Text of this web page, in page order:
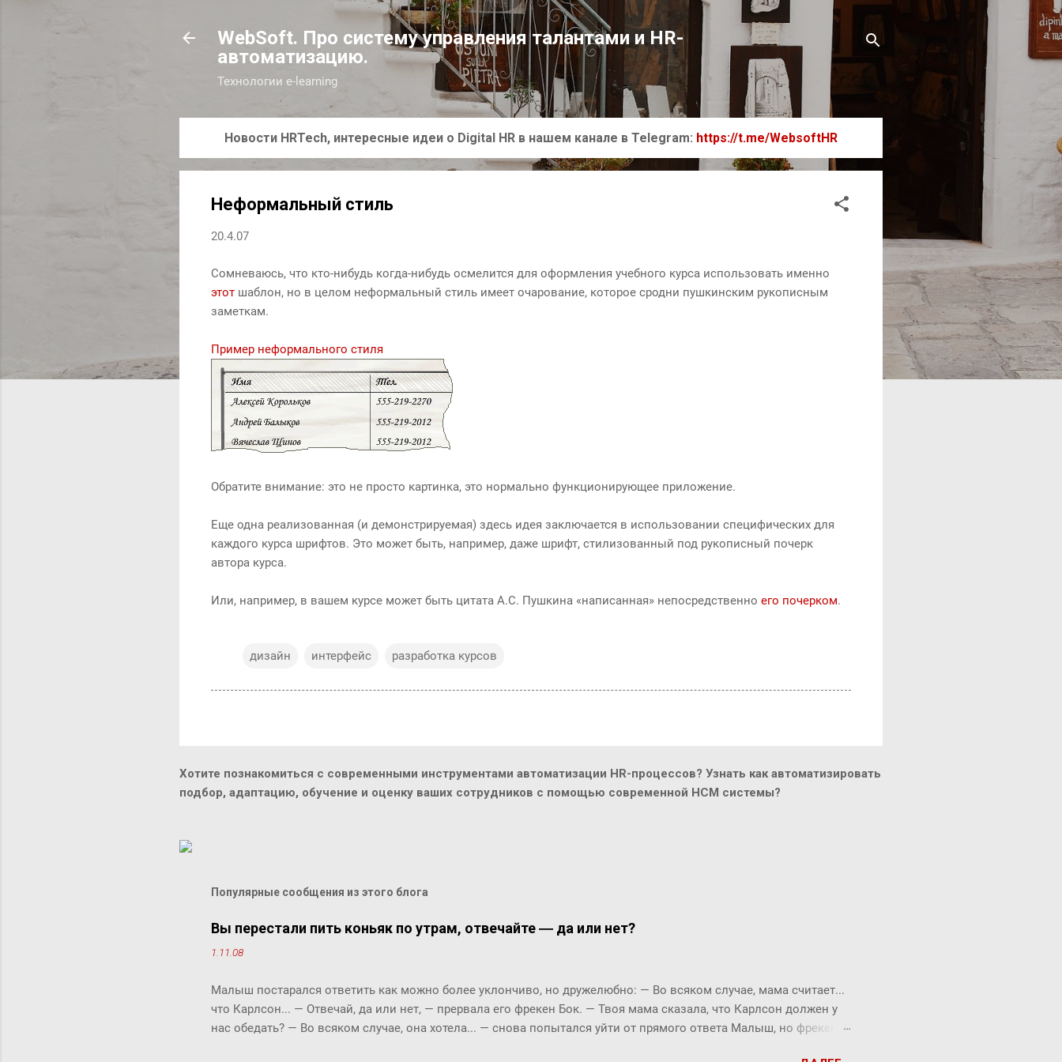
К основному контенту
WebSoft. Про систему управления талантами и HR-
автоматизацию.
Технологии e-learning
Новости HRTech, интересные идеи о Digital HR в нашем канале в Telegram: https://t.me/WebsoftHR
Неформальный стиль
20.4.07
Сомневаюсь, что кто-нибудь когда-нибудь осмелится для оформления учебного курса использовать именно
этот шаблон, но в целом неформальный стиль имеет очарование, которое сродни пушкинским рукописным
заметкам.
Пример неформального стиля
Обратите внимание: это не просто картинка, это нормально функционирующее приложение.
Еще одна реализованная (и демонстрируемая) здесь идея заключается в использовании специфических для
каждого курса шрифтов. Это может быть, например, даже шрифт, стилизованный под рукописный почерк
автора курса.
Или, например, в вашем курсе может быть цитата А.С. Пушкина «написанная» непосредственно его почерком.
дизайн интерфейс разработка курсов
Хотите познакомиться с современными инструментами автоматизации HR-процессов? Узнать как автоматизировать
подбор, адаптацию, обучение и оценку ваших сотрудников с помощью современной HCM системы?
Популярные сообщения из этого блога
Вы перестали пить коньяк по утрам, отвечайте ― да или нет?
1.11.08
Малыш постарался ответить как можно более уклончиво, но дружелюбно: ― Во всяком случае, мама считает...
что Карлсон... ― Отвечай, да или нет, ― прервала его фрекен Бок. ― Твоя мама сказала, что Карлсон должен у
нас обедать? ― Во всяком случае, она хотела... ― снова попытался уйти от прямого ответа Малыш, но фрекен